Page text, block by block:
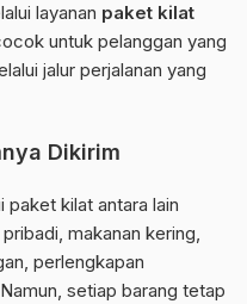
layanan paket kilat
untuk pelanggan yang
jalur perjalanan yang
Dikirim
paket kilat antara lain
makanan kering,
perlengkapan
setiap barang tetap